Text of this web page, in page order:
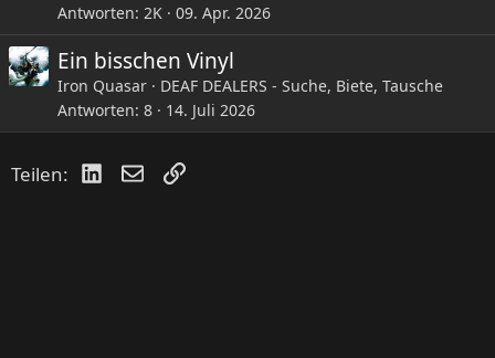
Antworten 2K 09. Apr. 2026
Ein bisschen Vinyl
Iron Quasar
DEAF DEALERS - Suche, Biete, Tausche
Antworten 8 14. Juli 2026
Teilen: LinkedIn
E-MailLink